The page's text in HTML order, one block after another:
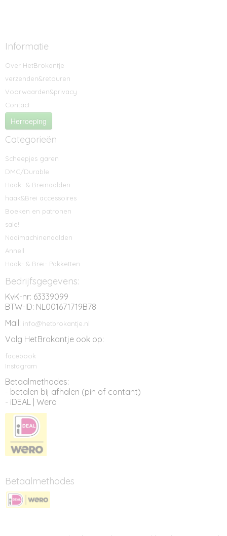
Informatie
Over HetBrokantje
verzenden&retouren
Voorwaarden&privacy
Contact
Herroeping
Categorieën
Scheepjes garen
DMC/Durable
Haak- & Breinaalden
haak&Brei accessoires
Boeken en patronen
sale!
Naaimachinenaalden
Annell
Haak- & Brei- Pakketten
Bedrijfsgegevens:
KvK-nr: 63339099
BTW-ID: NL001671719B78
Mail: info@hetbrokantje.nl
Volg HetBrokantje ook op:
facebook
Instagram
Betaalmethodes:
- betalen bij afhalen (pin of contant)
- iDEAL | Wero
Betaalmethodes